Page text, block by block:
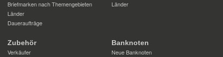
Briefmarken nach Themengebieten
Länder
Daueraufträge
Länder
Zubehör
Verkäufer
Banknoten
Neue Banknoten